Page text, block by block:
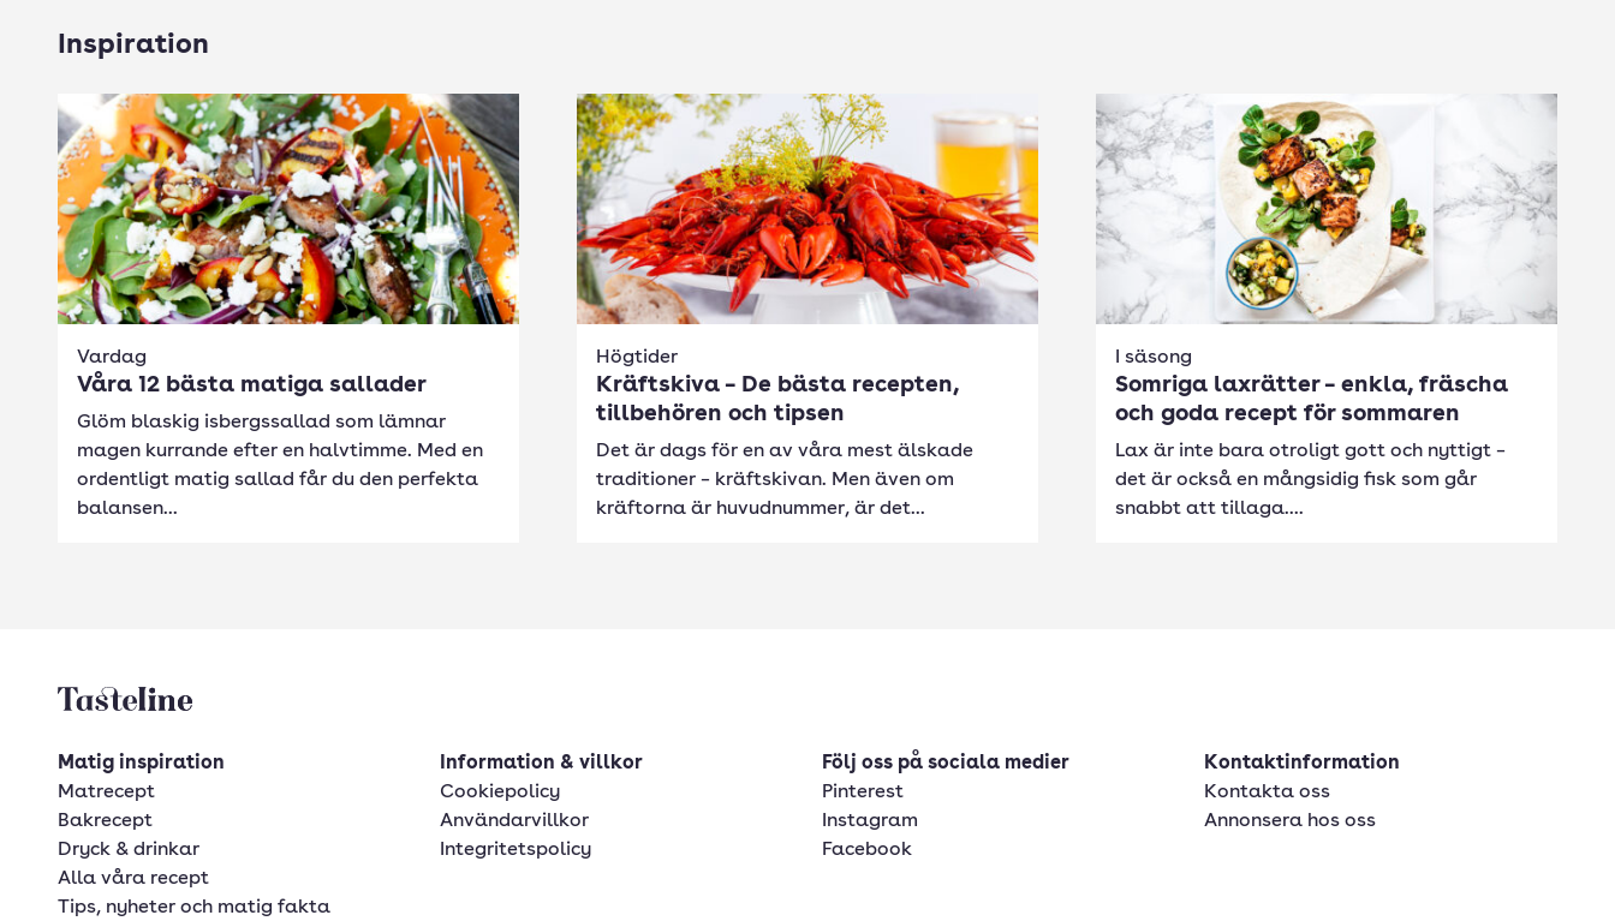
Inspiration
Vardag
Våra 12 bästa matiga sallader
Glöm blaskig isbergssallad som lämnar
magen kurrande efter en halvtimme. Med en
ordentligt matig sallad får du den perfekta
balansen...
Högtider
Kräftskiva – De bästa recepten,
tillbehören och tipsen
Det är dags för en av våra mest älskade
traditioner – kräftskivan. Men även om
kräftorna är huvudnummer, är det...
I säsong
Somriga laxrätter – enkla, fräscha
och goda recept för sommaren
Lax är inte bara otroligt gott och nyttigt –
det är också en mångsidig fisk som går
snabbt att tillaga....
Tasteline startsida
Matig inspiration
Matrecept
Bakrecept
Dryck & drinkar
Alla våra recept
Tips, nyheter och matig fakta
Information & villkor
Cookiepolicy
Användarvillkor
Integritetspolicy
Följ oss på sociala medier
Pinterest
Instagram
Facebook
Kontaktinformation
Kontakta oss
Annonsera hos oss